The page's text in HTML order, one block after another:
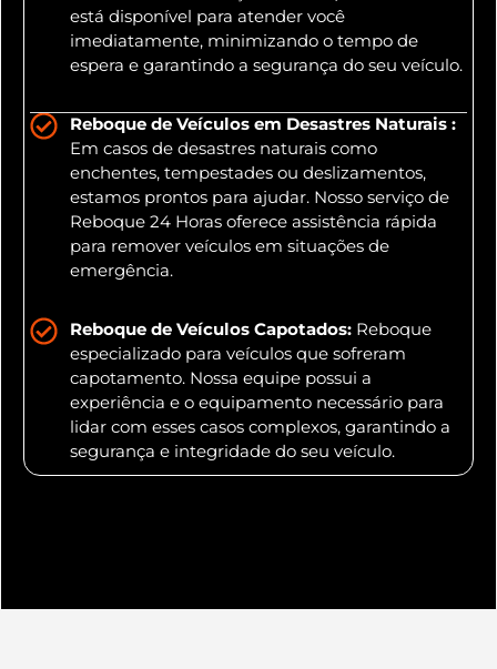
está disponível para atender você
imediatamente, minimizando o tempo de
espera e garantindo a segurança do seu veículo.
Reboque de Veículos em Desastres Naturais :
Em casos de desastres naturais como
enchentes, tempestades ou deslizamentos,
estamos prontos para ajudar. Nosso serviço de
Reboque 24 Horas oferece assistência rápida
para remover veículos em situações de
emergência.
Reboque de Veículos Capotados: Reboque
especializado para veículos que sofreram
capotamento. Nossa equipe possui a
experiência e o equipamento necessário para
lidar com esses casos complexos, garantindo a
segurança e integridade do seu veículo.